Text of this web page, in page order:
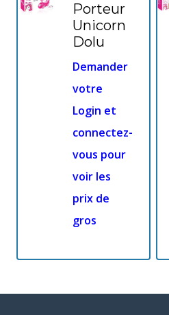
Porteur
Unicorn
Dolu
Demander
votre
Login et
connectez-
vous pour
voir les
prix de
gros